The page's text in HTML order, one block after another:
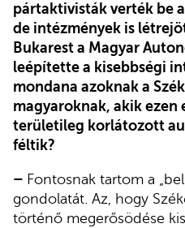
pártaktivisták verték be
de intézmények is
Bukarest a Magyar
leépítette a kisebbségi
mondana azoknak a
magyaroknak, akik ezen
területileg korlátozott
féltik?
– Fontosnak tartom a
gondolatát. Az, hogy
történő megerősödése